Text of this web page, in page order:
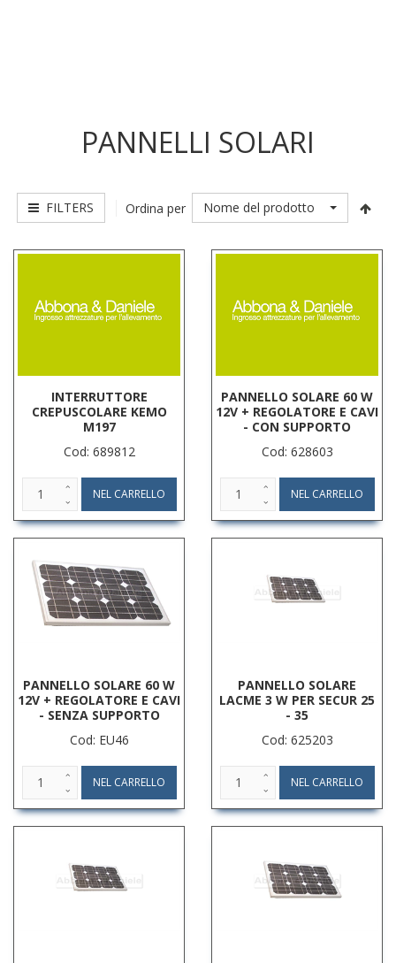
PANNELLI SOLARI
FILTERS Ordina per Nome del prodotto
INTERRUTTORE
CREPUSCOLARE KEMO
M197
Cod: 689812
PANNELLO SOLARE 60 W
12V + REGOLATORE E CAVI
- CON SUPPORTO
Cod: 628603
PANNELLO SOLARE 60 W
12V + REGOLATORE E CAVI
- SENZA SUPPORTO
Cod: EU46
PANNELLO SOLARE
LACME 3 W PER SECUR 25
- 35
Cod: 625203